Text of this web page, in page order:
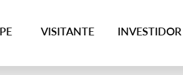
VISITANTE INVESTIDOR